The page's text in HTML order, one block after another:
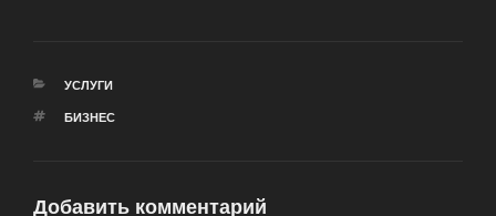
РУБРИКИ
УСЛУГИ
МЕТКИ
БИЗНЕС
Добавить комментарий